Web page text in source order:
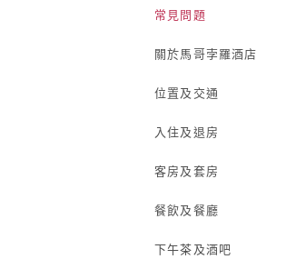
常見問題
關於馬哥孛羅酒店
位置及交通
入住及退房
客房及套房
餐飲及餐廳
下午茶及酒吧